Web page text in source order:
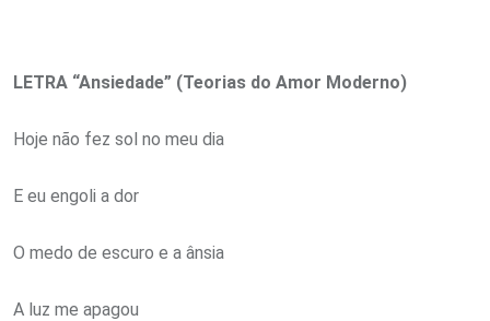
LETRA “Ansiedade” (Teorias do Amor Moderno)
Hoje não fez sol no meu dia
E eu engoli a dor
O medo de escuro e a ânsia
A luz me apagou